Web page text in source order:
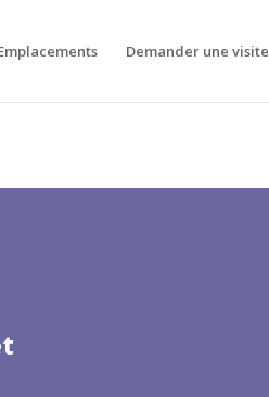
Demander une visite